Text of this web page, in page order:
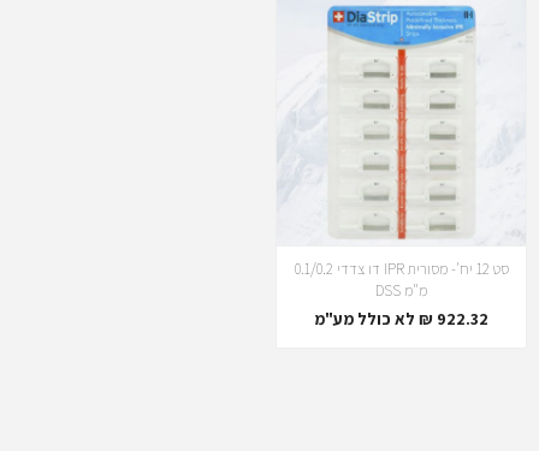
סט 12 יח'- מסורית IPR דו צדדי 0.1/0.2
מ"מ DSS
922.32 ₪ לא כולל מע"מ